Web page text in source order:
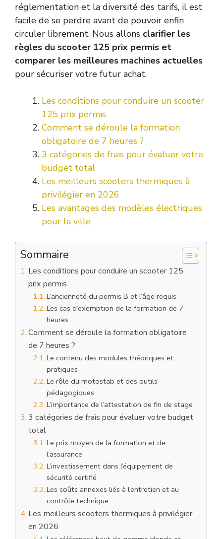
réglementation et la diversité des tarifs, il est
facile de se perdre avant de pouvoir enfin
circuler librement. Nous allons clarifier les
règles du scooter 125 prix permis et
comparer les meilleures machines actuelles
pour sécuriser votre futur achat.
Les conditions pour conduire un scooter
125 prix permis
Comment se déroule la formation
obligatoire de 7 heures ?
3 catégories de frais pour évaluer votre
budget total
Les meilleurs scooters thermiques à
privilégier en 2026
Les avantages des modèles électriques
pour la ville
Sommaire
Les conditions pour conduire un scooter 125
prix permis
L’ancienneté du permis B et l’âge requis
Les cas d’exemption de la formation de 7
heures
Comment se déroule la formation obligatoire
de 7 heures ?
Le contenu des modules théoriques et
pratiques
Le rôle du motostab et des outils
pédagogiques
L’importance de l’attestation de fin de stage
3 catégories de frais pour évaluer votre budget
total
Le prix moyen de la formation et de
l’assurance
L’investissement dans l’équipement de
sécurité certifié
Les coûts annexes liés à l’entretien et au
contrôle technique
Les meilleurs scooters thermiques à privilégier
en 2026